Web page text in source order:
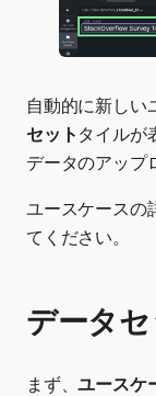
自動的に新しい
セット タイルが
データのアップ
ユースケースの
てください。
データ
まず、ユースケ